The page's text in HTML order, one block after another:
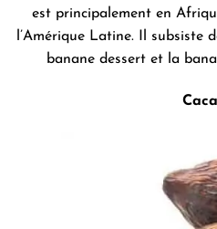
est principalement en
l’Amérique Latine. Il subsiste
banane dessert et la